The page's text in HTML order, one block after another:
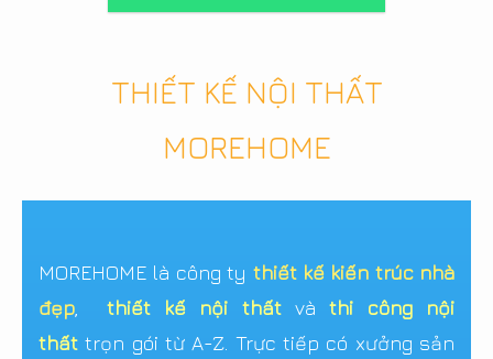
THIẾT KẾ NỘI THẤT
MOREHOME
MOREHOME là công ty thiết kế kiến trúc nhà
đẹp
thiết kế nội thấtvàthi công nội
thất trọn gói từ A-Z. Trực tiếp có xưởng sản